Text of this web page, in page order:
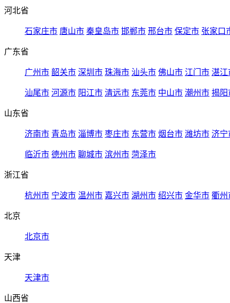
河北省
石家庄市 唐山市 秦皇岛市 邯郸市 邢台市 保定市 张家口
广东省
广州市 韶关市 深圳市 珠海市 汕头市 佛山市 江门市 湛江
汕尾市 河源市 阳江市 清远市 东莞市 中山市 潮州市 揭阳
山东省
济南市 青岛市 淄博市 枣庄市 东营市 烟台市 潍坊市 济宁
临沂市 德州市 聊城市 滨州市 菏泽市
浙江省
杭州市 宁波市 温州市 嘉兴市 湖州市 绍兴市 金华市 衢州
北京
北京市
天津
天津市
山西省